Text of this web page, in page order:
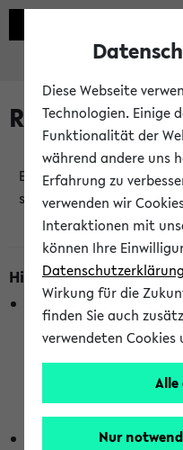
Es wurden keine
stattfindenden
Hinweise zur Liste der
In dieser Liste werden
berücksichtigt, die
Stunden stattfinden.
wurden. Die Anzeige
abhängig vom im
Die hier gezeigte Liste
Diese Webseite
Technologien. Einige
Funktionalität der
während andere uns
Erfahrung zu
verwenden wir
Interaktionen mit
können Ihre
Datenschutzerklärung
Wirkung für die
finden Sie auch
verwendeten Cookies
Nur